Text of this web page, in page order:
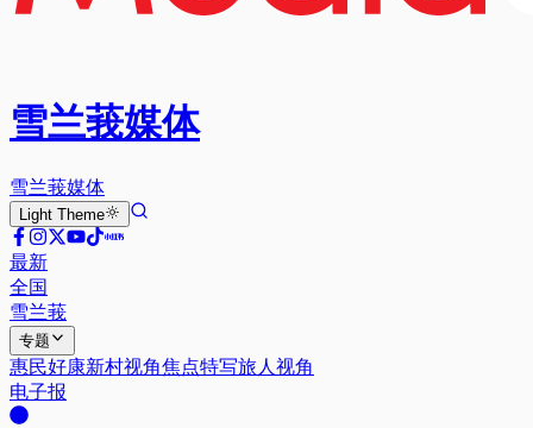
雪兰莪媒体
雪兰莪媒体
Light Theme
最新
全国
雪兰莪
专题
惠民好康新村视角焦点特写旅人视角
电子报